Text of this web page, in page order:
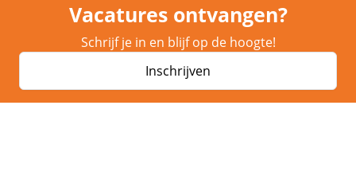
Vacatures ontvangen?
Schrijf je in en blijf op de hoogte!
Inschrijven